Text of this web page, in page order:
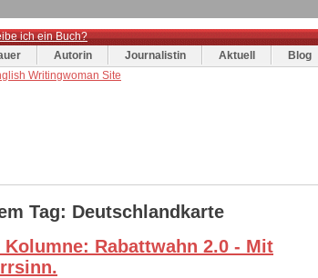
ich ein Buch?
Autorin Journalistin Aktuell Blog
Tag: Deutschlandkarte
Rabattwahn 2.0 - Mit